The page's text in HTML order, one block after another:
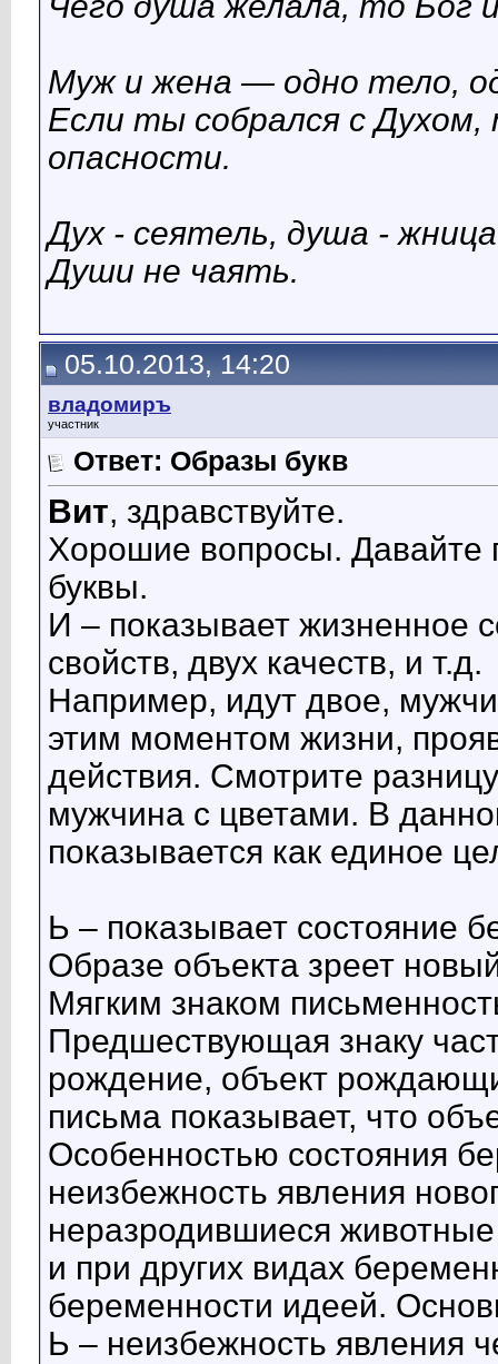
Муж и жена — одно тело,
Если ты собрался с
опасности.
Дух - сеятель, душа -
Души не чаять.
05.10.2013, 14:20
владомиръ
участник
Ответ: Образы букв
Вит, здравствуйте.
Хорошие вопросы. Давайте
буквы.
И – показывает жизненное
свойств, двух качеств, и т.д.
Например, идут двое,
этим моментом жизни,
действия. Смотрите
мужчина с цветами. В
показывается как единое
Ь – показывает состояние
Образе объекта зреет
Мягким знаком
Предшествующая знаку
рождение, объект
письма показывает, что
Особенностью состояния
неизбежность явления
неразродившиеся
и при других видах
беременности идеей.
Ь – неизбежность явления